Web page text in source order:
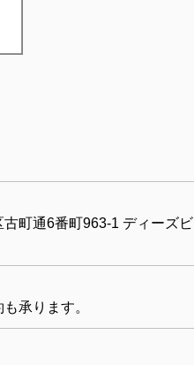
町通6番町963-1 ディーズビ
承ります。